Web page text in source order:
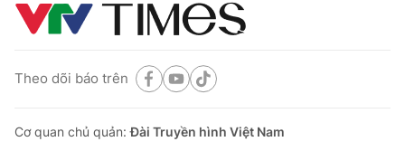
Theo dõi báo trên
Cơ quan chủ quản:Đài Truyền hình Việt Nam